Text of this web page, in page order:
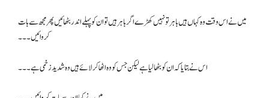
میں نے اس وقت وہ کہاں ہیں باہر تو نہیں کھڑے اگر باہر ہیں تو ان کو پہلے اندر بٹھائیں پھر مجھ سے بات
کروائیں۔۔۔
اس نے بتایا کہ ان کو بٹھا لیا ہے لیکن جس کو وہ اٹھا کر لائے ہیں وہ شدید زخمی ہے ۔۔۔